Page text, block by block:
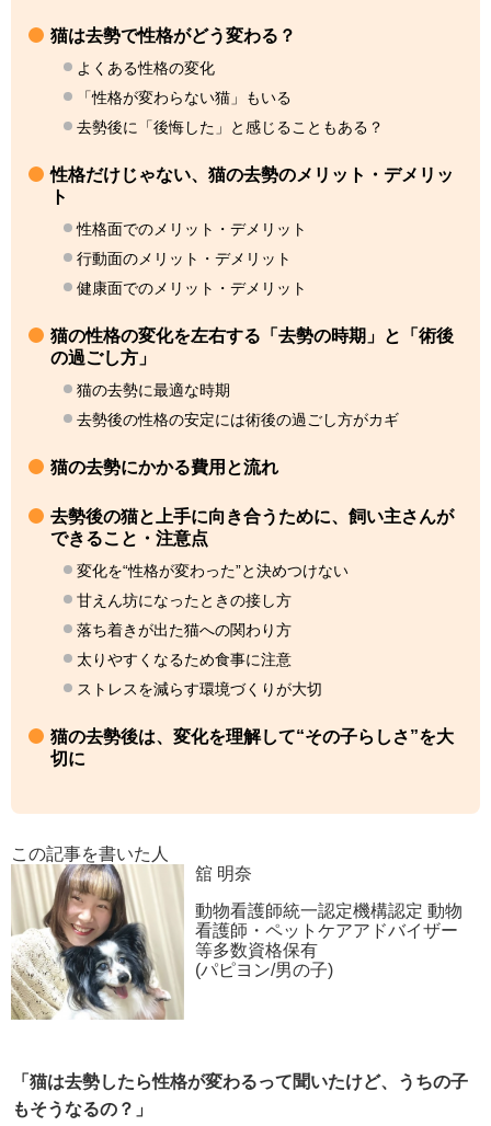
猫は去勢で性格がどう変わる？
よくある性格の変化
「性格が変わらない猫」もいる
去勢後に「後悔した」と感じることもある？
性格だけじゃない、猫の去勢のメリット・デメリッ
ト
性格面でのメリット・デメリット
行動面のメリット・デメリット
健康面でのメリット・デメリット
猫の性格の変化を左右する「去勢の時期」と「術後
の過ごし方」
猫の去勢に最適な時期
去勢後の性格の安定には術後の過ごし方がカギ
猫の去勢にかかる費用と流れ
去勢後の猫と上手に向き合うために、飼い主さんが
できること・注意点
変化を“性格が変わった”と決めつけない
甘えん坊になったときの接し方
落ち着きが出た猫への関わり方
太りやすくなるため食事に注意
ストレスを減らす環境づくりが大切
猫の去勢後は、変化を理解して“その子らしさ”を大
切に
この記事を書いた人
舘 明奈
動物看護師統一認定機構認定 動物
看護師・ペットケアアドバイザー
等多数資格保有
(パピヨン/男の子)
「猫は去勢したら性格が変わるって聞いたけど、うちの子
もそうなるの？」